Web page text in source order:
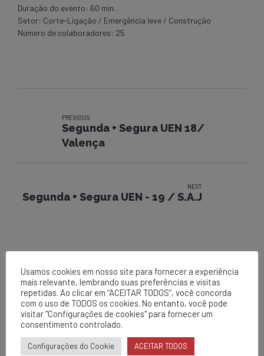
Duração do evento: 60 min.
Setor: Corte-Ligação / Emergência leve / Construção
Número de colaboradores: 25
PREVIOUS
Segunda + Segura UEN 18/
Valença
NEXT
Segunda + Segura UEN - 19 / S.A.J
Matriz
Usamos cookies em nosso site para fornecer a experiência
mais relevante, lembrando suas preferências e visitas
repetidas. Ao clicar em “ACEITAR TODOS”, você concorda
com o uso de TODOS os cookies. No entanto, você pode
visitar "Configurações de cookies" para fornecer um
consentimento controlado.
Configurações do Cookie ACEITAR TODOS